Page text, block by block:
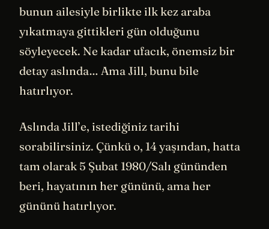
bunun ailesiyle birlikte ilk kez araba
yıkatmaya gittikleri gün olduğunu
söyleyecek. Ne kadar ufacık, önemsiz bir
detay aslında… Ama Jill, bunu bile
hatırlıyor.
Aslında Jill’e, istediğiniz tarihi
sorabilirsiniz. Çünkü o, 14 yaşından, hatta
tam olarak 5 Şubat 1980/Salı gününden
beri, hayatının her gününü, ama her
gününü hatırlıyor.